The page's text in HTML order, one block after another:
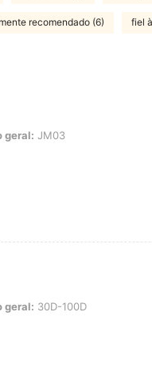
recomendado (6) fiel
geral: JM03
100D
geral: 30D-100D